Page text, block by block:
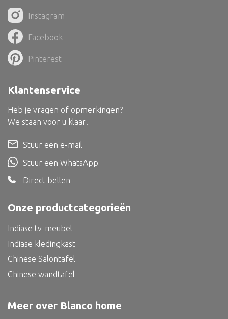
Kandelaar
Object
Pilaar
Pot
Dienblad
Mand
Deco overig
Alle textiel
Tapijt
Kelim
Instagram
Facebook
Pinterest
Onze productcategorieën
Indiase tv-meubel
Indiase kledingkast
Chinese Salontafel
Chinese wandtafel
Meer over Blanco home
Klantenservice
Heb je vragen of opmerkingen?
We staan voor u klaar!
Stuur een e-mail
Stuur een WhatsApp
Direct bellen